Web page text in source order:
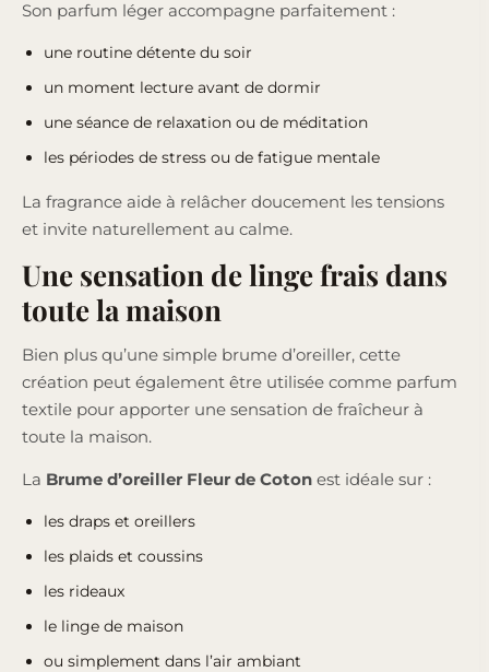
Son parfum léger accompagne parfaitement :
une routine détente du soir
un moment lecture avant de dormir
une séance de relaxation ou de méditation
les périodes de stress ou de fatigue mentale
La fragrance aide à relâcher doucement les tensions
et invite naturellement au calme.
Une sensation de linge frais dans
toute la maison
Bien plus qu’une simple brume d’oreiller, cette
création peut également être utilisée comme parfum
textile pour apporter une sensation de fraîcheur à
toute la maison.
La Brume d’oreiller Fleur de Coton est idéale sur :
les draps et oreillers
les plaids et coussins
les rideaux
le linge de maison
ou simplement dans l’air ambiant